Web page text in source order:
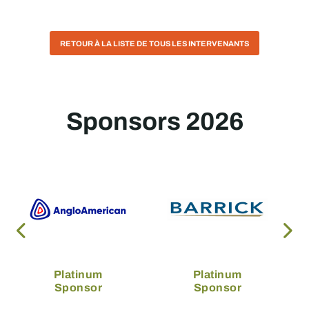
RETOUR À LA LISTE DE TOUS LES INTERVENANTS
Sponsors 2026
Platinum
Sponsor
Platinum
Sponsor